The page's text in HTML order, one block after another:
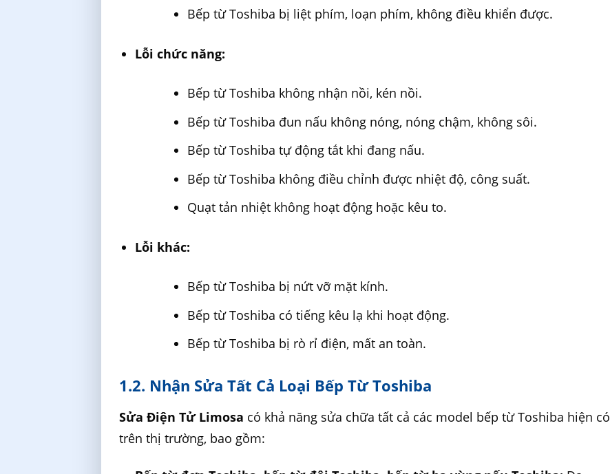
Bếp từ Toshiba bị liệt phím, loạn phím, không điều khiển được.
Lỗi chức năng:
Bếp từ Toshiba không nhận nồi, kén nồi.
Bếp từ Toshiba đun nấu không nóng, nóng chậm, không sôi.
Bếp từ Toshiba tự động tắt khi đang nấu.
Bếp từ Toshiba không điều chỉnh được nhiệt độ, công suất.
Quạt tản nhiệt không hoạt động hoặc kêu to.
Lỗi khác:
Bếp từ Toshiba bị nứt vỡ mặt kính.
Bếp từ Toshiba có tiếng kêu lạ khi hoạt động.
Bếp từ Toshiba bị rò rỉ điện, mất an toàn.
1.2. Nhận Sửa Tất Cả Loại Bếp Từ Toshiba
Sửa Điện Tử Limosa có khả năng sửa chữa tất cả các model bếp từ Toshiba hiện có
trên thị trường, bao gồm: